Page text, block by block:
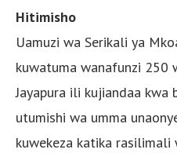
Hitimisho
Uamuzi wa Serikali ya
kuwatuma wanafunzi 250
Jayapura ili kujiandaa
utumishi wa umma
kuwekeza katika rasilimali